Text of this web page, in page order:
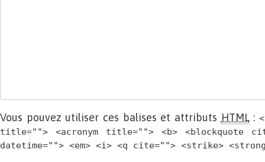
Vous pouvez utiliser ces balises et attributs HTML:
title=""> <acronym title=""> <b> <blockquote
datetime=""> <em> <i> <q cite=""> <strike>